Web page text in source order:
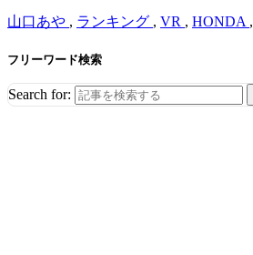
山口あや , ランキング , VR , HONDA ,
フリーワード検索
Search for: